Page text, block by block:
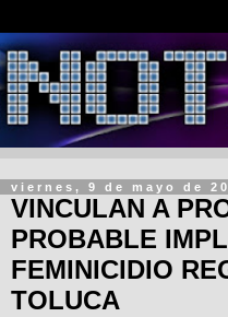
viernes, 9 de mayo de
VINCULAN A
PROBABLE
FEMINICIDIO
TOLUCA